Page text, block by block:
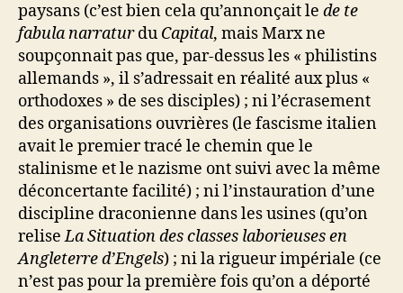
paysans (c’est bien cela qu’annonçait le de te
fabula narraturdu Capital, mais Marx ne
soupçonnait pas que, par-dessus les « philistins
allemands », il s’adressait en réalité aux plus «
orthodoxes » de ses disciples) ; ni l’écrasement
des organisations ouvrières (le fascisme italien
avait le premier tracé le chemin que le
stalinisme et le nazisme ont suivi avec la même
déconcertante facilité) ; ni l’instauration d’une
discipline draconienne dans les usines (qu’on
reliseLa Situation des classes laborieuses en
Angleterre d’Engels) ; ni la rigueur impériale (ce
n’est pas pour la première fois qu’on a déporté